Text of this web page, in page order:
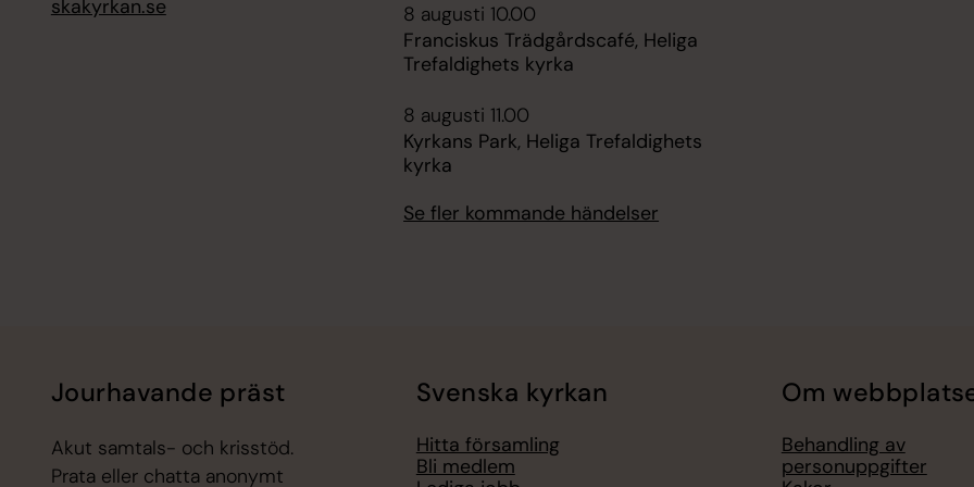
skakyrkan.se
8 augusti 10.00
Franciskus Trädgårdscafé, Heliga
Trefaldighets kyrka
8 augusti 11.00
Kyrkans Park, Heliga Trefaldighets
kyrka
Se fler kommande händelser
Jourhavande präst
Akut samtals- och krisstöd.
Prata eller chatta anonymt
Svenska kyrkan
Hitta församling
Bli medlem
Om
Behandling av
personuppgifter